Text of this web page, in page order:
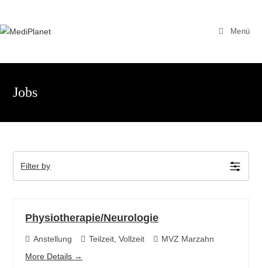
springen
Menü
Jobs
Filter by
Physiotherapie/Neurologie
Anstellung Teilzeit Vollzeit
MVZ Marzahn
More Details